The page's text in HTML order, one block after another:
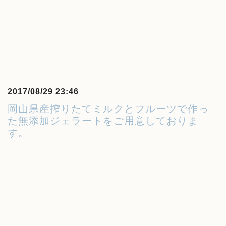
2017/08/29 23:46
岡山県産搾りたてミルクとフルーツで作っ
た無添加ジェラートをご用意しておりま
す。